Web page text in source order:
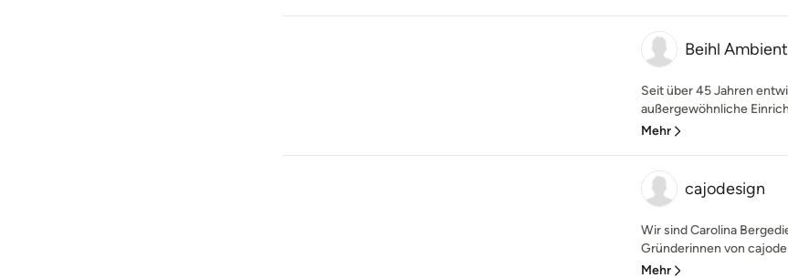
Beihl
Seit über 45 Jahren
außergewöhnliche
Mehr
cajodesign
Wir sind Carolina
Gründerinnen von
Mehr